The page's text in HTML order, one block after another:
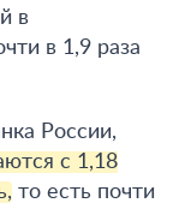
в
в 1,9 раза
России,
с 1,18
то есть почти